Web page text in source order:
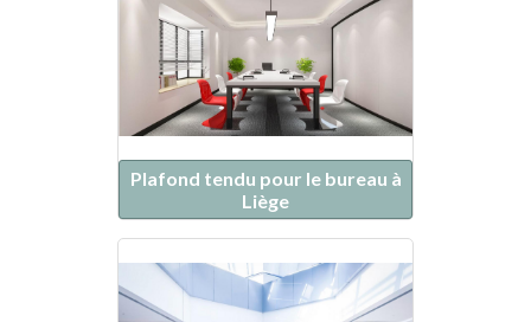
Plafond tendu pour le bureau à
Liège